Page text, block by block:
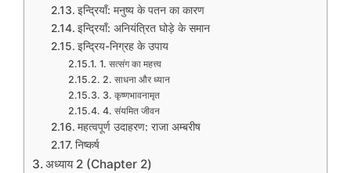
इन्द्रियाँ: मनुष्य के पतन का कारण
इन्द्रियाँ: अनियंत्रित घोड़े के समान
इन्द्रिय-निग्रह के उपाय
1. सत्संग का महत्त्व
2. साधना और ध्यान
3. कृष्णभावनामृत
4. संयमित जीवन
महत्वपूर्ण उदाहरण: राजा अम्बरीष
निष्कर्ष
अध्याय 2 (Chapter 2)